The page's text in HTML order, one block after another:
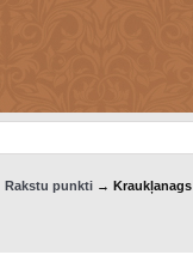
Rakstu punkti→ Kraukļanags